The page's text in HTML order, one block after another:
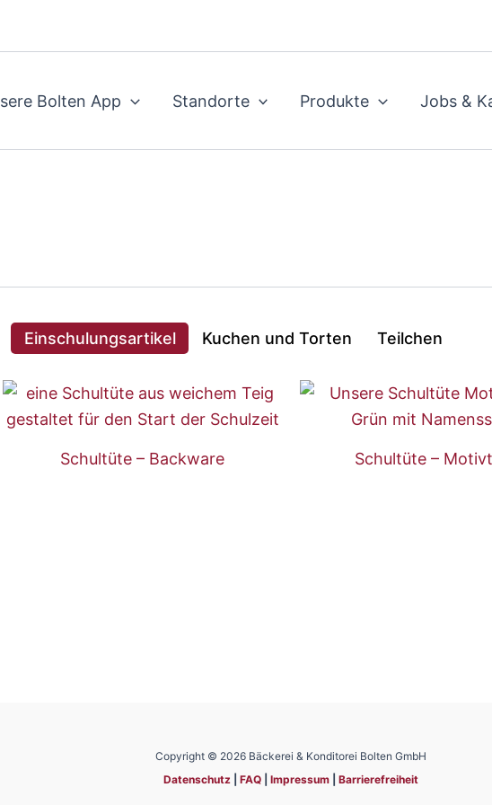
Bolten App Standorte Produkte Jobs &
Einschulungsartikel Kuchen und Torten Teilchen
Schultüte – Backware Schultüte –
Copyright © 2026 Bäckerei & Konditorei Bolten GmbH
Datenschutz
FAQ Impressum Barrierefreiheit